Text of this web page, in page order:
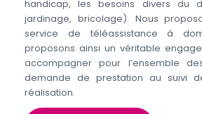
handicap, les besoins divers du
jardinage, bricolage). Nous
service de téléassistance à
proposons ainsi un véritable
accompagner pour l’ensemble
demande de prestation au suivi
réalisation.